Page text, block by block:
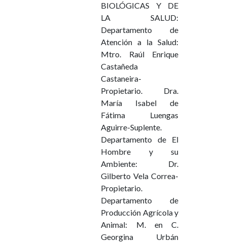
BIOLÓGICAS Y DE
LA SALUD:
Departamento de
Atención a la Salud:
Mtro. Raúl Enrique
Castañeda
Castaneira-
Propietario. Dra.
María Isabel de
Fátima Luengas
Aguirre-Suplente.
Departamento de El
Hombre y su
Ambiente: Dr.
Gilberto Vela Correa-
Propietario.
Departamento de
Producción Agrícola y
Animal: M. en C.
Georgina Urbán